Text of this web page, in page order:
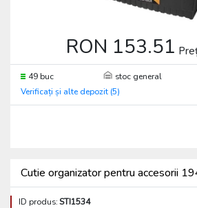
RON 153.51
49 buc stoc general
Verificați și alte depozit (5)
Cutie organizator pentru accesorii
ID produs:STI1534